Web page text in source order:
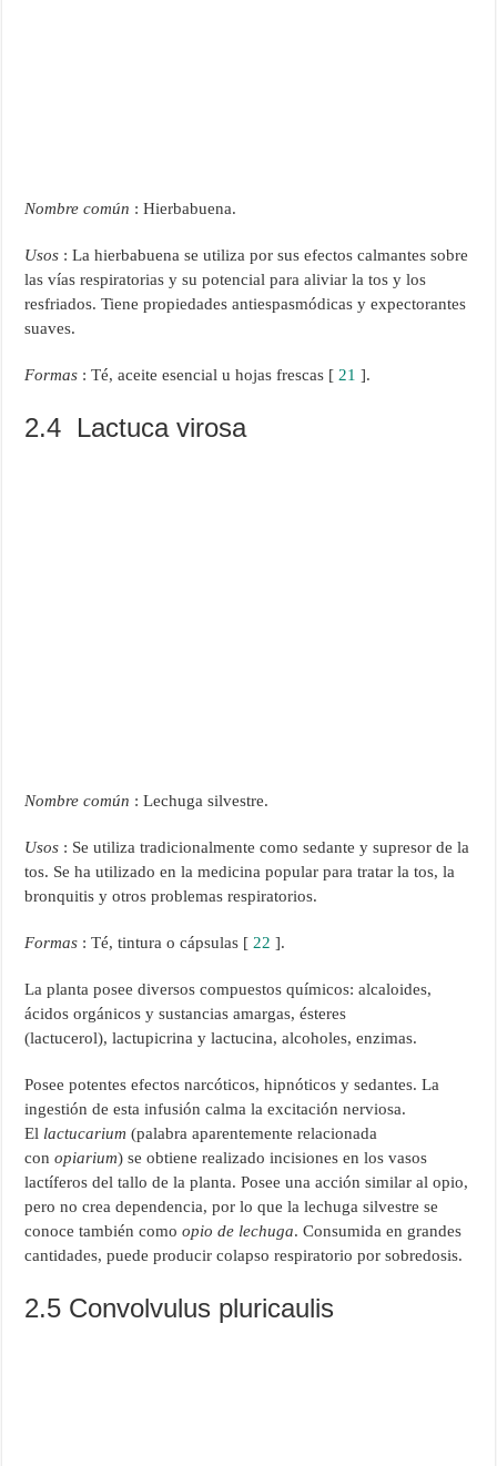
Nombre común : Hierbabuena.
Usos : La hierbabuena se utiliza por sus efectos calmantes sobre
las vías respiratorias y su potencial para aliviar la tos y los
resfriados. Tiene propiedades antiespasmódicas y expectorantes
suaves.
Formas : Té, aceite esencial u hojas frescas [21 ].
2.4 Lactuca virosa
Nombre común : Lechuga silvestre.
Usos : Se utiliza tradicionalmente como sedante y supresor de la
tos. Se ha utilizado en la medicina popular para tratar la tos, la
bronquitis y otros problemas respiratorios.
Formas : Té, tintura o cápsulas [22 ].
La planta posee diversos compuestos químicos: alcaloides,
ácidos orgánicos y sustancias amargas, ésteres
(lactucerol), lactupicrina y lactucina, alcoholes, enzimas.
Posee potentes efectos narcóticos, hipnóticos y sedantes. La
ingestión de esta infusión calma la excitación nerviosa.
Ellactucarium (palabra aparentemente relacionada
conopiarium) se obtiene realizado incisiones en los vasos
lactíferos del tallo de la planta. Posee una acción similar al opio,
pero no crea dependencia, por lo que la lechuga silvestre se
conoce también comoopio de lechuga. Consumida en grandes
cantidades, puede producir colapso respiratorio por sobredosis.
2.5 Convolvulus pluricaulis